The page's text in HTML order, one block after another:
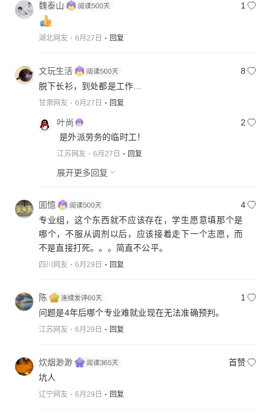
魏泰山 1
湖北网友 6月27日 回复
文玩生活
8
脱下长衫，到处都是工作…
甘肃网友 6月27日 回复
叶尚
2
是外派劳务的临时工！
江苏网友 6月27日 回复
展开更多回复
囬憶
4
专业组，这个东西就不应该存在，学生愿意填那个是
哪个，不服从调剂以后，应该接着走下一个志愿，而
不是直接打死。。。简直不公平。
四川网友 6月29日 回复
陈
1
问题是4年后哪个专业难就业现在无法准确预判。
江苏网友 6月29日 回复
炊烟渺渺
首赞
坑人
辽宁网友 6月29日 回复